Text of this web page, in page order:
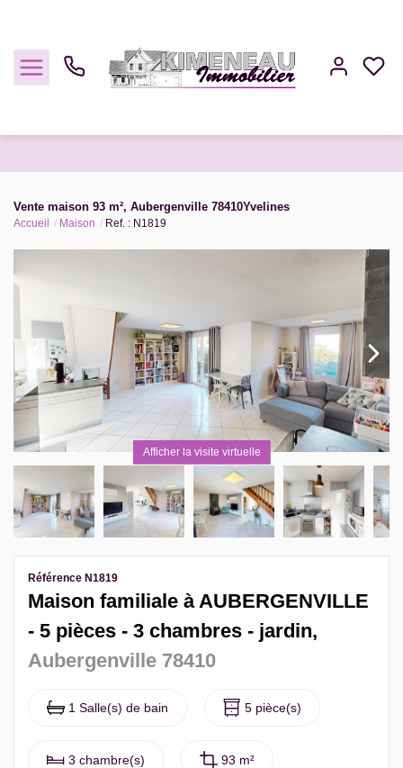
Gestion
Notre Agence
Contact
Extranet Gestion
Vente maison 93 m², Aubergenville 78410Yvelines
Accueil Maison Ref. : N1819
Afficher la visite virtuelle
Référence N1819
Maison familiale à AUBERGENVILLE
- 5 pièces - 3 chambres - jardin,
Aubergenville 78410
1 Salle(s) de bain 5 pièce(s)
3 chambre(s) 93 m²